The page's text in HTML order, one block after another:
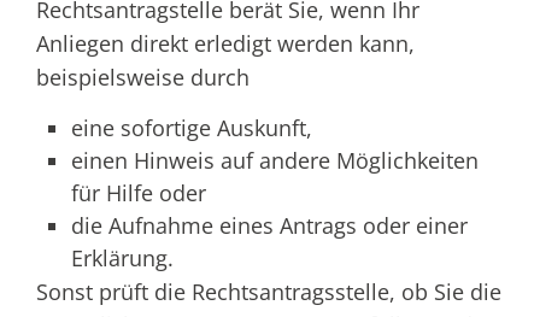
Rechtsantragstelle berät Sie, wenn Ihr
Anliegen direkt erledigt werden kann,
beispielsweise durch
eine sofortige Auskunft,
einen Hinweis auf andere Möglichkeiten
für Hilfe oder
die Aufnahme eines Antrags oder einer
Erklärung.
Sonst prüft die Rechtsantragsstelle, ob Sie die